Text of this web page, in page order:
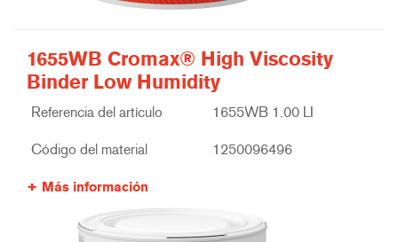
1655WB Cromax® High Viscosity
Binder Low Humidity
Referencia del artículo 1655WB 1.00 LI
Código del material 1250096496
Más información